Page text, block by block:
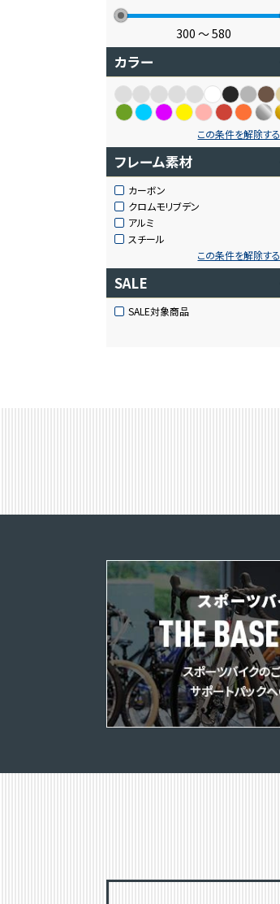
300 〜580
カラー
この条件を解除する
フレーム素材
カーボン
クロムモリブデン
アルミ
スチール
この条件を解除する
SALE
SALE対象商品